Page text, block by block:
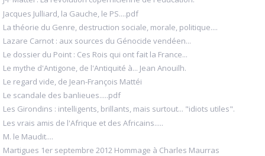
Jacques Julliard, la Gauche, le PS....pdf
La théorie du Genre, destruction sociale, morale, politique....
Lazare Carnot : aux sources du Génocide vendéen...
Le dossier du Point : Ces Rois qui ont fait la France...
Le mythe d'Antigone, de l'Antiquité à... Jean Anouilh.
Le regard vide, de Jean-François Mattéi
Le scandale des banlieues.....pdf
Les Girondins : intelligents, brillants, mais surtout... "idiots utiles".
Les vrais amis de l'Afrique et des Africains.....
M. le Maudit....
Martigues 1er septembre 2012 Hommage à Charles Maurras